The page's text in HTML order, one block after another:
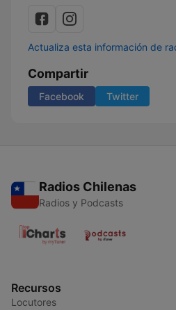
Actualiza esta información de
Compartir
Facebook Twitter
Radios Chilenas
Radios y Podcasts
Recursos
Locutores